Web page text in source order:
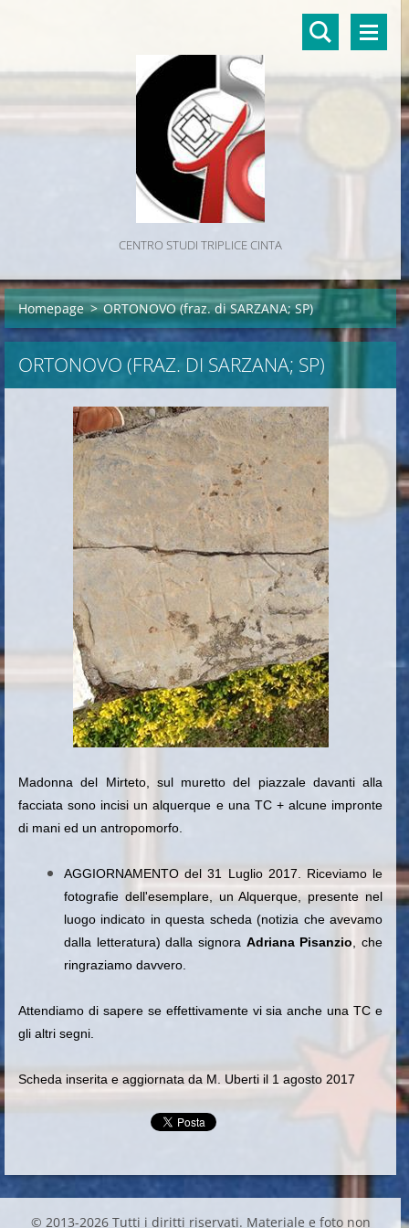
CENTRO STUDI TRIPLICE CINTA
Homepage > ORTONOVO (fraz. di SARZANA; SP)
ORTONOVO (FRAZ. DI SARZANA; SP)
Madonna del Mirteto, sul muretto del piazzale davanti alla
facciata sono incisi un alquerque e una TC + alcune impronte
di mani ed un antropomorfo.
AGGIORNAMENTO del 31 Luglio 2017. Riceviamo le
fotografie dell'esemplare, un Alquerque, presente nel
luogo indicato in questa scheda (notizia che avevamo
dalla letteratura) dalla signora Adriana Pisanzio , che
ringraziamo davvero.
Attendiamo di sapere se effettivamente vi sia anche una TC e
gli altri segni.
Scheda inserita e aggiornata da M. Uberti il 1 agosto 2017
© 2013-2026 Tutti i diritti riservati. Materiale e foto non